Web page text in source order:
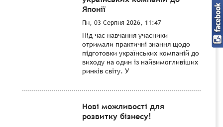
Японії
Пн, 03 Серпня 2026, 11:47
Під час навчання учасники
отримали практичні знання щодо
підготовки українських компаній до
виходу на один із найвимогливіших
ринків світу. У
Нові можливості для
розвитку бізнесу!